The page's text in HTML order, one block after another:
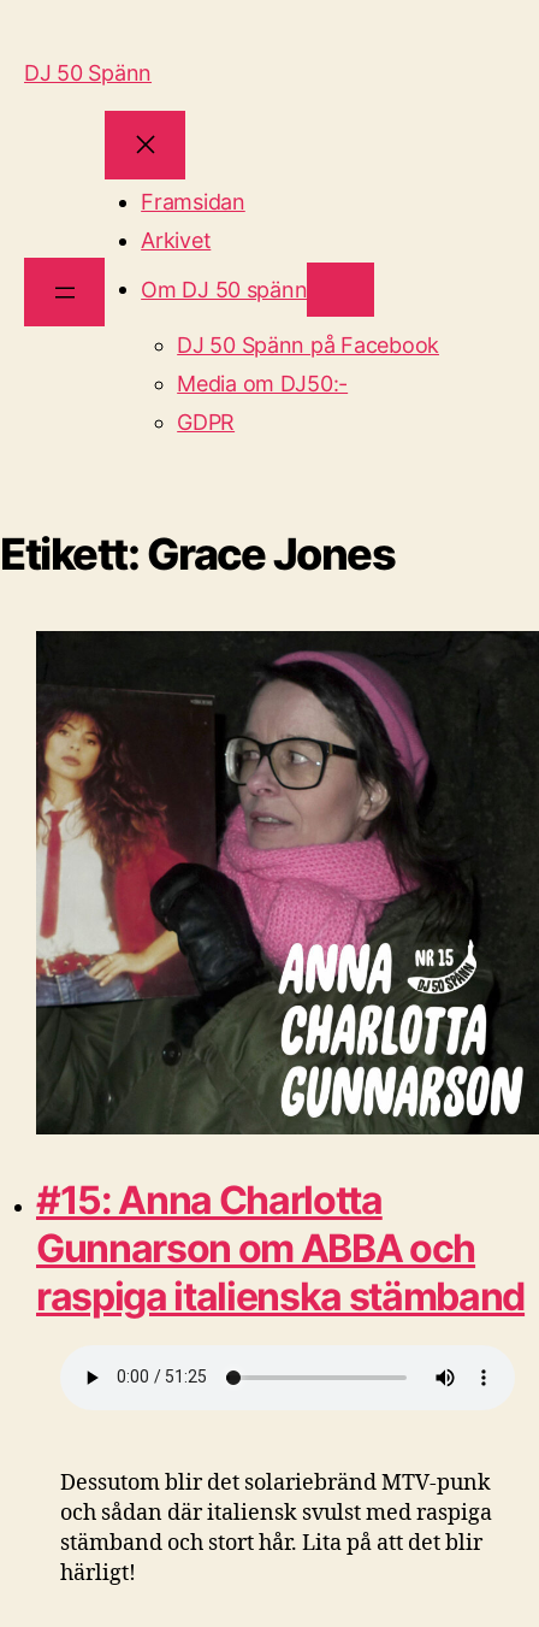
DJ 50 Spänn
Framsidan
Arkivet
Om DJ 50 spänn
DJ 50 Spänn på Facebook
Media om DJ50:-
GDPR
Etikett:Grace Jones
#15: Anna Charlotta
Gunnarson om ABBA och
raspiga italienska stämband
Dessutom blir det solariebränd MTV-punk
och sådan där italiensk svulst med raspiga
stämband och stort hår. Lita på att det blir
härligt!